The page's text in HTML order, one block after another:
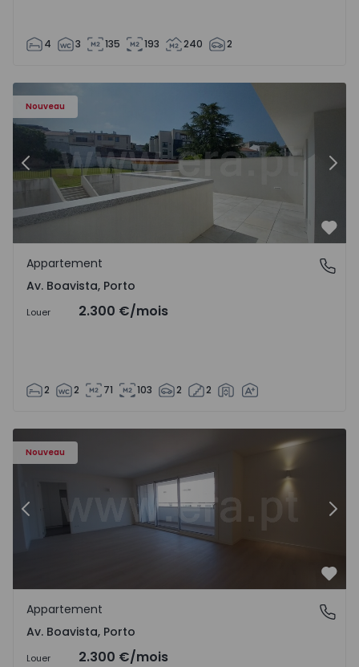
4 3 135 193 240 2
Nouveau
Appartement T2 Porto, Av. Boavista - 1575459 - 4
Précédent
Av. Boavista, Porto
Appartement
Av. Boavista, Porto
Louer 2.300 €/mois
2 2 71 103 2 2
Nouveau
Appartement T3 Porto, Av. Boavista - 1575472 - 5
Précédent
Av. Boavista, Porto
Appartement
Av. Boavista, Porto
Louer 2.300 €/mois